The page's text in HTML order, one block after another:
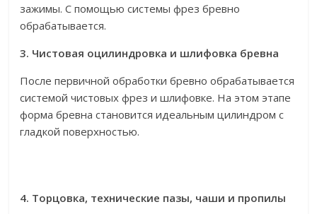
зажимы. С помощью системы фрез бревно
обрабатывается.
3. Чистовая оцилиндровка и шлифовка бревна
После первичной обработки бревно обрабатывается
системой чистовых фрез и шлифовке. На этом этапе
форма бревна становится идеальным цилиндром с
гладкой поверхностью.
4. Торцовка, технические пазы, чаши и пропилы